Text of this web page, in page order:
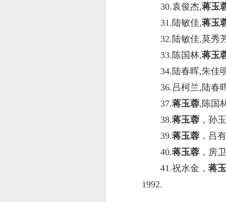
30.袁俊杰,蒋玉
31.陆敏佳,蒋玉
32.陆敏佳,莫秀
33.陈国林,蒋玉
34.陆春晖,朱佳
36.吕柯兰,陆春
37.蒋玉蓉,陈国
38.蒋玉蓉 ，孙
39.蒋玉蓉 ，吕
40.蒋玉蓉 ，房
41.祝水金，蒋
1992.